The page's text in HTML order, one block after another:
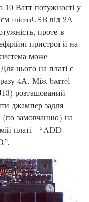
Ватт потужності у
microUSB від 2А
проте в
пристрої й на
може
цього на платі є
4А. Між barrel
розташований
джампер задля
замовчанню) на
платі - “ADD